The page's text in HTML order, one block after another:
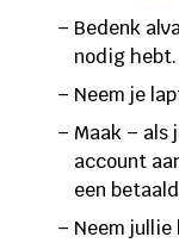
Bedenk
nodig hebt.
Neem je
Maak –
account
een
Neem